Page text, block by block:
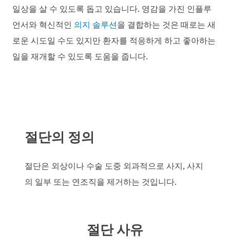
일상을 살 수 있도록 돕고 있습니다. 영감을 가진 인플루
언서와 혁신적인 의지 솔루션을 결합하는 것은 때로는 새
로운 시도일 수도 있지만 환자를 적응하게 하고 좋아하는
일을 재개할 수 있도록 도움을 줍니다.
절단의 정의
절단은 외상이나 수술 도중 외과적으로 사지, 사지
의 일부 또는 연조직을 제거하는 것입니다.
절단 사유